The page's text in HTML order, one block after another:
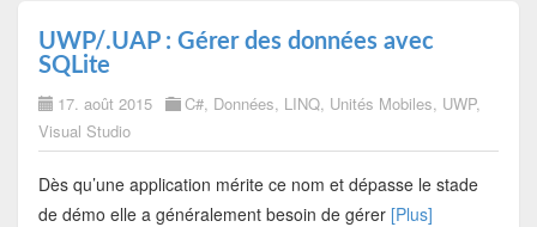
UWP/.UAP : Gérer des données avec
SQLite
17. août 2015 C#, Données, LINQ, Unités Mobiles, UWP,
Visual Studio
Dès qu’une application mérite ce nom et dépasse le stade
de démo elle a généralement besoin de gérer [Plus]